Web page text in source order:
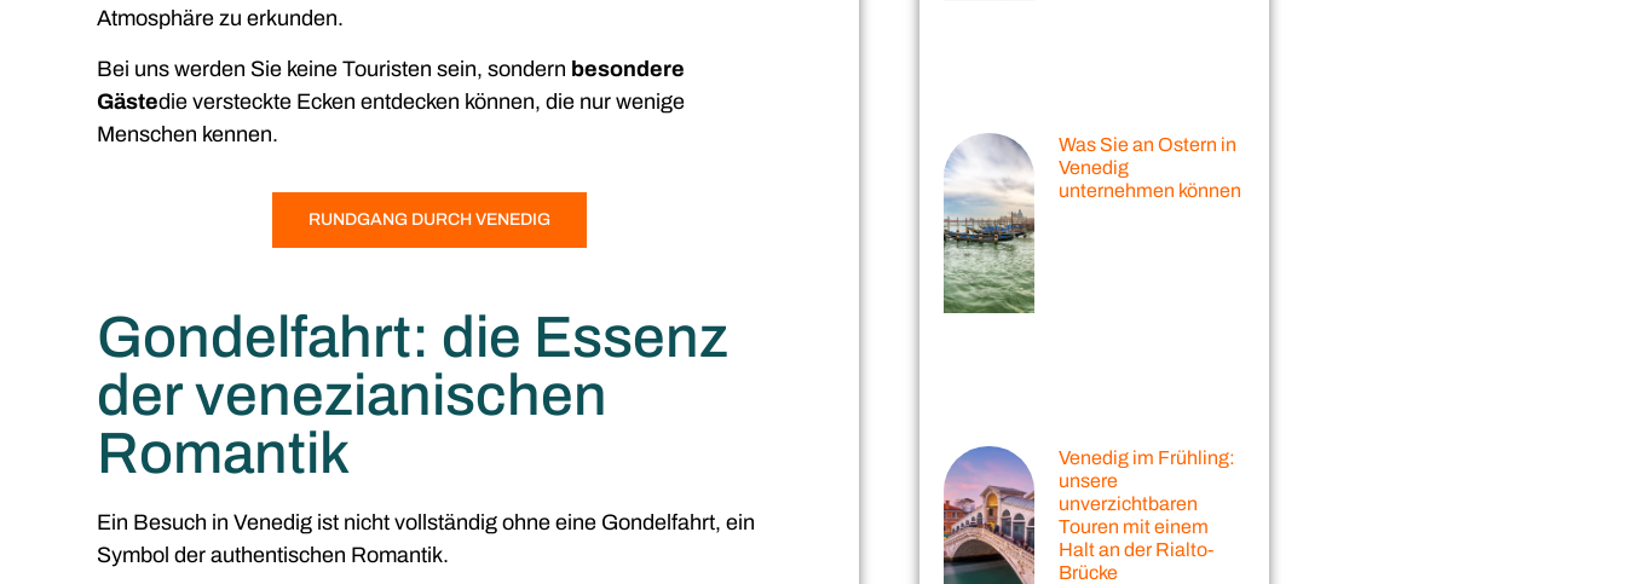
Atmosphäre zu erkunden.
Bei uns werden Sie keine Touristen sein, sondern besondere
Gästedie versteckte Ecken entdecken können, die nur wenige
Menschen kennen.
RUNDGANG DURCH VENEDIG
Gondelfahrt: die Essenz
der venezianischen
Romantik
Ein Besuch in Venedig ist nicht vollständig ohne eine Gondelfahrt, ein
Symbol der authentischen Romantik.
Was Sie an Ostern in
Venedig
unternehmen können
Venedig im Frühling:
unsere
unverzichtbaren
Touren mit einem
Halt an der Rialto-
Brücke